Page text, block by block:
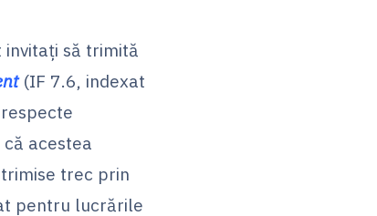
să trimită
(IF 7.6, indexat
acestea
trec prin
pentru lucrările